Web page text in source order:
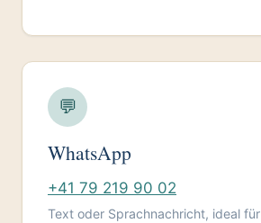
💬
WhatsApp
+41 79 219 90 02
Text oder Sprachnachricht, ideal für